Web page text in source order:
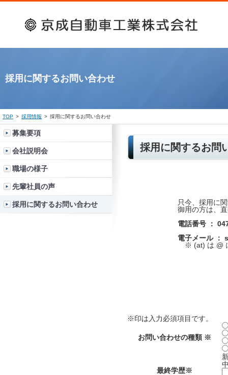
採用に関するお問い合わせ
TOP > 採用情報 > 採用に関するお問い合わせ
募集要項
会社説明会
職場の様子
先輩社員の声
採用に関するお問い合わせ
採用に関するお問
只今、採用に
御用の方は、
電話番号 ：
電子メール
※ (at) は @
※印は入力必須項目です。
お問い合わせの種類 ※
最終学歴※